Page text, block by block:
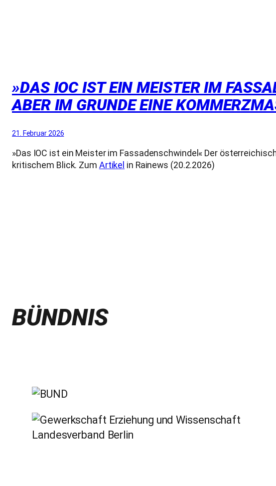
»DAS IOC IST EIN MEISTER IM
ABER IM GRUNDE EINE
21. Februar 2026
»Das IOC ist ein Meister im Fassadenschwindel« Der
kritischem Blick. Zum Artikel in Rainews (20.2.2026)
BÜNDNIS